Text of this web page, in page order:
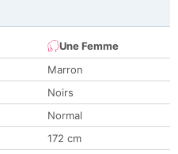
Une Femme
Marron
Noirs
Normal
172 cm